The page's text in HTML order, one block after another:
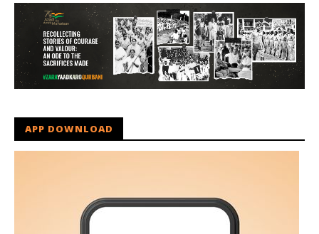
APP DOWNLOAD